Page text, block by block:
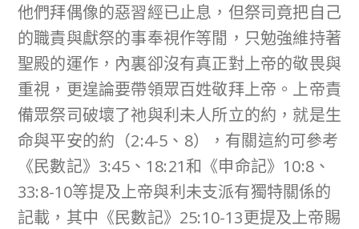
他們拜偶像的惡習經已止息，但祭司竟把自己
的職責與獻祭的事奉視作等閒，只勉強維持著
聖殿的運作，內裏卻沒有真正對上帝的敬畏與
重視，更遑論要帶領眾百姓敬拜上帝。上帝責
備眾祭司破壞了祂與利未人所立的約，就是生
命與平安的約（2:4-5、8），有關這約可參考
《民數記》3:45、18:21和《申命記》10:8、
33:8-10等提及上帝與利未支派有獨特關係的
記載，其中《民數記》25:10-13更提及上帝賜